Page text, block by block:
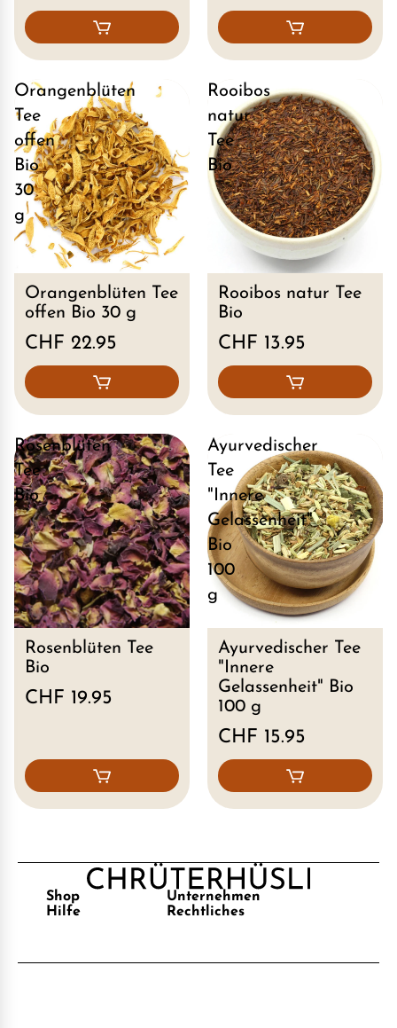
Orangenblüten
Tee
offen
Bio
30
g
Orangenblüten Tee
offen Bio 30 g
CHF 22.95
Rooibos
natur
Tee
Bio
Rooibos natur Tee
Bio
CHF 13.95
Rosenblüten
Tee
Bio
Rosenblüten Tee
Bio
CHF 19.95
Ayurvedischer
Tee
"Innere
Gelassenheit"
Bio
100
g
Ayurvedischer Tee
"Innere
Gelassenheit" Bio
100 g
CHF 15.95
Shop
Unternehmen
Hilfe
Rechtliches